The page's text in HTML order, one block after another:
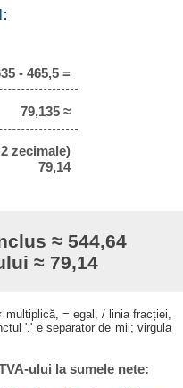
- 465,5 =
79,135 ≈
zecimale)
79,14
≈ 544,64
≈ 79,14
= egal, / linia fracției,
'.' e separator de mii; virgula
ului la sumele nete: